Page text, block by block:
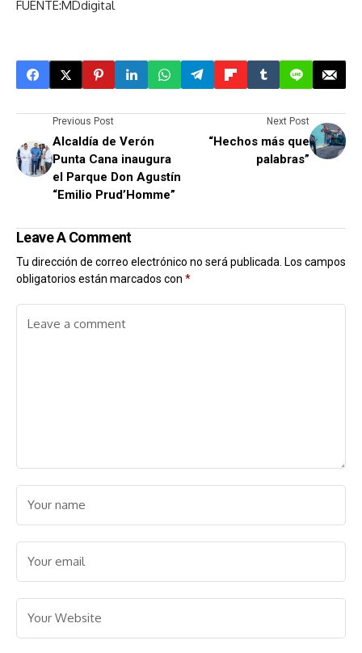
FUENTE:MDdigital
Previous Post
Alcaldía de Verón
Punta Cana inaugura
el Parque Don Agustín
“Emilio Prud’Homme”
Next Post
“Hechos más que
palabras”
Leave A Comment
Tu dirección de correo electrónico no será publicada. Los campos
obligatorios están marcados con *